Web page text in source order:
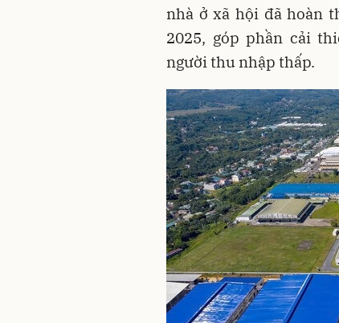
nhà ở xã hội đã hoàn
2025, góp phần cải
người thu nhập thấp.